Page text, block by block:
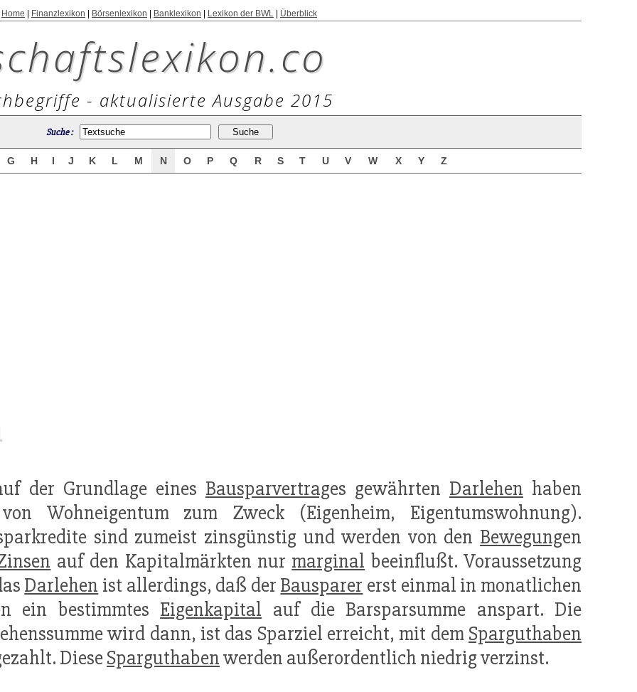
Home Finanzlexikon Börsenlexikon Banklexikon Lexikon der BWL Überblick
- aktualisierte Ausgabe 2015
Suche :
G H I J K L M N O P Q R S T U V W X Y Z
der Grundlage eines Bausparvertrages gewährten Darlehen haben
Wohneigentum zum Zweck (Eigenheim, Eigentumswohnung).
sind zumeist zinsgünstig und werden von den Bewegungen
auf den Kapitalmärkten nur marginal beeinflußt. Voraussetzung
Darlehen ist allerdings, daß der Bausparer erst einmal in monatlichen
ein bestimmtes Eigenkapital auf die Barsparsumme anspart. Die
wird dann, ist das Sparziel erreicht, mit dem Sparguthaben
DieseSparguthabenwerden außerordentlich niedrig verzinst.